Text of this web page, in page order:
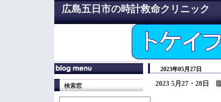
広島五日市の時計救命クリニック
検索窓
2023年05月27日
2023 5月27・28日